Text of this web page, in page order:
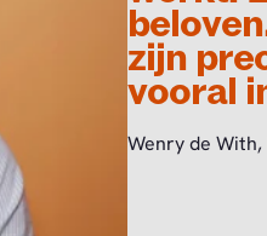
zijn
vooral
Wenry de